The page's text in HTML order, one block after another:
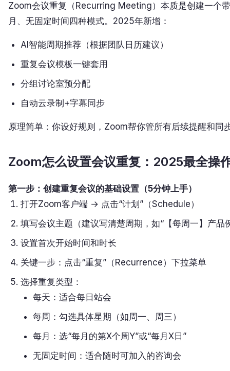
Zoom会议重复（Recurring Meeting）本质是创建一个
月、无固定时间四种模式。2025年新增：
AI智能周期推荐（根据团队日历建议）
重复会议模板一键套用
分组讨论室预分配
自动云录制+字幕同步
原理简单：你设好规则，Zoom帮你管所有后续提醒和同
Zoom怎么设置会议重复：2025最全操
第一步：创建重复会议的基础设置（5分钟上手）
打开Zoom客户端 → 点击“计划”（Schedule）
填写会议主题（建议写清楚周期，如“【每周一】产品
设置首次开始时间和时长
关键一步：点击“重复”（Recurrence）下拉菜单
选择重复类型：
每天：适合每日站会
每周：勾选具体星期（如周一、周三）
每月：选“每月的第X个周Y”或“每月X日”
无固定时间：适合随时可加入的咨询会